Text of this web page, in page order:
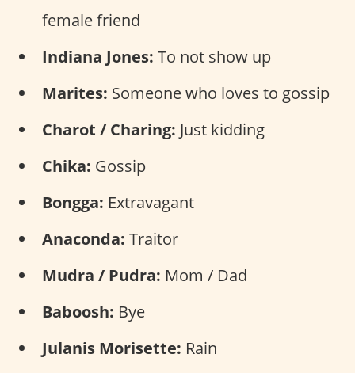
female friend
Indiana Jones: To not show up
Marites: Someone who loves to gossip
Charot / Charing: Just kidding
Chika: Gossip
Bongga: Extravagant
Anaconda: Traitor
Mudra / Pudra: Mom / Dad
Baboosh: Bye
Julanis Morisette: Rain